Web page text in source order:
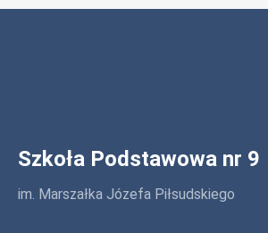
Szkoła Podstawowa nr 9
im. Marszałka Józefa Piłsudskiego